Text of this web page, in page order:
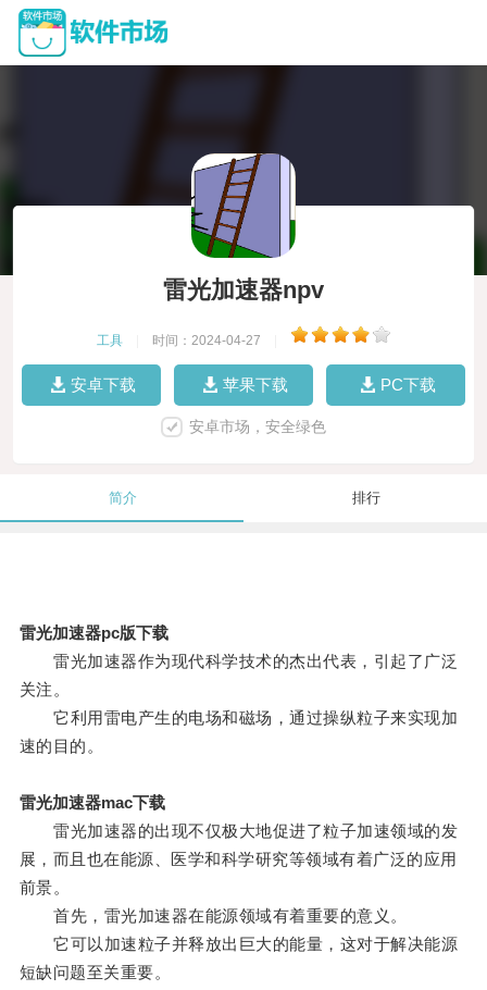
雷光加速器npv
工具 时间：2024-04-27
安卓下载 苹果下载 PC下载
安卓市场，安全绿色
简介 排行
雷光加速器pc版下载
雷光加速器作为现代科学技术的杰出代表，引起了广泛
关注。
它利用雷电产生的电场和磁场，通过操纵粒子来实现加
速的目的。
雷光加速器mac下载
雷光加速器的出现不仅极大地促进了粒子加速领域的发
展，而且也在能源、医学和科学研究等领域有着广泛的应用
前景。
首先，雷光加速器在能源领域有着重要的意义。
它可以加速粒子并释放出巨大的能量，这对于解决能源
短缺问题至关重要。